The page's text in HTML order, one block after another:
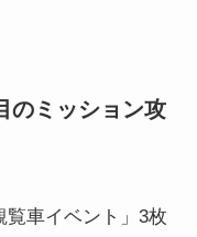
のミッション攻
覧車イベント」3枚